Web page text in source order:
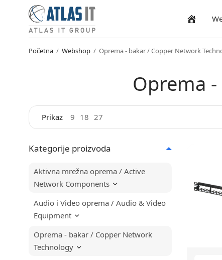
Početna / Webshop / Oprema - bakar / Copper Network
Oprema
Prikaz 9 18 27
Kategorije proizvoda
Aktivna mrežna oprema / Active
Network Components
Audio i Video oprema / Audio & Video
Equipment
Oprema - bakar / Copper Network
Technology